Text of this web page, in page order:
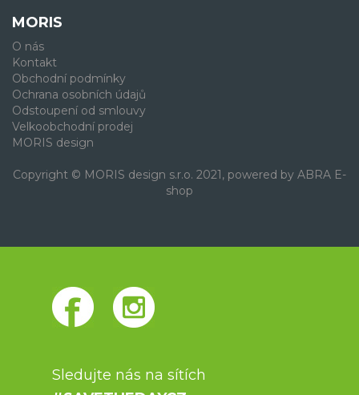
MORIS
O nás
Kontakt
Obchodní podmínky
Ochrana osobních údajů
Odstoupení od smlouvy
Velkoobchodní prodej
MORIS design
Copyright © MORIS design s.r.o. 2021, powered by ABRA E-
shop
Sledujte nás na sítích